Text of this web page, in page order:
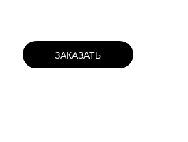
ЗАКАЗАТЬ